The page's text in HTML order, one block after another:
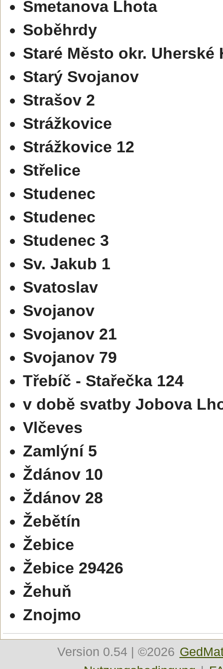
Smetanova Lhota
Soběhrdy
Staré Město okr. Uherské
Starý Svojanov
Strašov 2
Strážkovice
Strážkovice 12
Střelice
Studenec
Studenec
Studenec 3
Sv. Jakub 1
Svatoslav
Svojanov
Svojanov 21
Svojanov 79
Třebíč - Stařečka 124
v době svatby Jobova
Vlčeves
Zamlýní 5
Ždánov 10
Ždánov 28
Žebětín
Žebice
Žebice 29426
Žehuň
Znojmo
Version 0.54 | ©2026